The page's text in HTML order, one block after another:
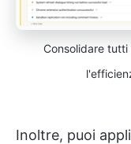
Consolidare
Inoltre, puoi